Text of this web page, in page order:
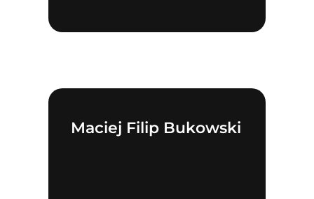
Maciej Filip Bukowski